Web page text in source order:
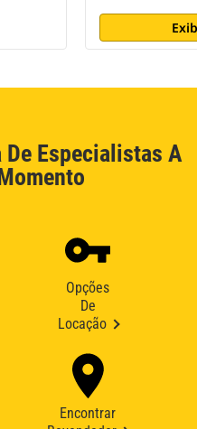
De Especialistas A
Opções
De
Locação
Encontrar